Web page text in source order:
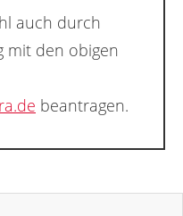
auch durch
mit den obigen
beantragen.